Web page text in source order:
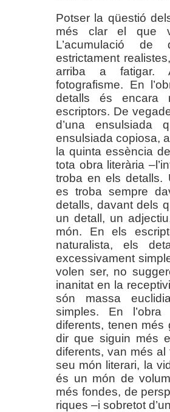
Potser la qüestió
més clar el que
L’acumulació
estrictament
arriba a fatigar.
fotografisme. En
detalls és encara
escriptors. De
d’una
ensulsiada copiosa,
la quinta essència
tota obra literària
troba en els detalls.
es troba sempre
detalls, davant dels
un detall, un
món. En els
naturalista, els
excessivament
volen ser, no
inanitat en la
són massa
simples. En
diferents, tenen
dir que siguin més
diferents, van més
seu món literari, la
és un món de
més fondes, de
riques –i sobretot